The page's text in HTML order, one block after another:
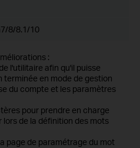
8/8.1/10
:
l'utilitaire afin qu'il puisse
en mode de gestion
du compte et les paramètres
pour prendre en charge
de la définition des mots
page de paramétrage du mot